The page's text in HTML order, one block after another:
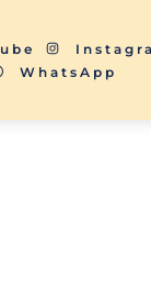
WhatsApp